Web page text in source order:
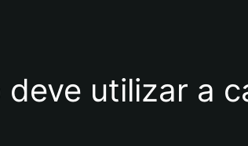
utilizar a